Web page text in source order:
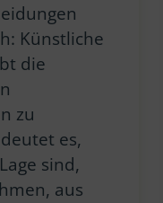
Künstliche
die
zu
es,
sind,
aus